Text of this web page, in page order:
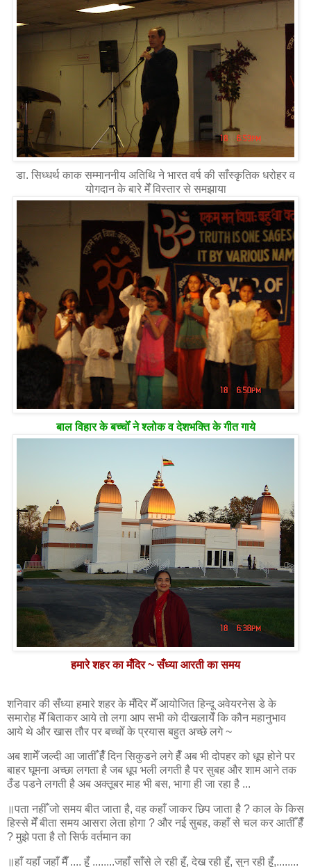
डा. सिध्धर्थ काक सम्माननीय अतिथि ने भारत वर्ष की साँस्कृतिक धरोहर व
योगदान के बारे मेँ विस्तार से समझाया
बाल विहार के बच्चोँ ने श्लोक व देशभक्ति के गीत गाये
हमारे शहर का मँदिर ~ सँध्या आरती का समय
शनिवार की सँध्या हमारे शहर के मँदिर मेँ आयोजित हिन्दू अवेयरनेस डे के
समारोह मेँ बिताकर आये तो लगा आप सभी को दीखलायेँ कि कौन महानुभाव
आये थे और खास तौर पर बच्चोँ के प्रयास बहुत अच्छे लगे ~
अब शामेँ जल्दी आ जातीँ हैँ दिन सिकुडने लगे हैँ अब भी दोपहर को धूप होने पर
बाहर घूमना अच्छा लगता है जब धूप भली लगती है पर सुबह और शाम आने तक
ठँड पडने लगती है अब अक्तूबर माह भी बस, भागा ही जा रहा है ...
॥पता नहीँ जो समय बीत जाता है, वह कहाँ जाकर छिप जाता है ? काल के किस
हिस्से मेँ बीता समय आसरा लेता होगा ? और नई सुबह, कहाँ से चल कर आतीँ हैँ
? मुझे पता है तो सिर्फ वर्तमान का
॥हाँ यहाँ जहाँ मैँ .... हूँ ........जहाँ साँसे ले रही हूँ, देख रही हूँ, सुन रही हूँ,........